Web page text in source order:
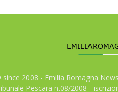
2008 - Emilia Romagna
Pescara n.08/2008 -